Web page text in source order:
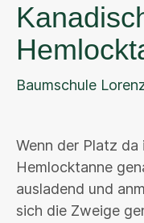
Baumschule
Wenn der Platz
Hemlocktanne
ausladend und
sich die Zweige